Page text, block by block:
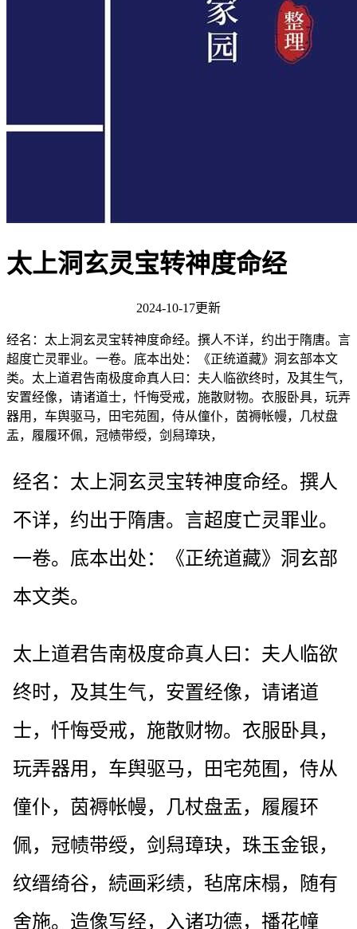
太上洞玄灵宝转神度命经
2024-10-17更新
经名：太上洞玄灵宝转神度命经。撰人不详，约出于隋唐。言
超度亡灵罪业。一卷。底本出处：《正统道藏》洞玄部本文
类。太上道君告南极度命真人曰：夫人临欲终时，及其生气，
安置经像，请诸道士，忏悔受戒，施散财物。衣服卧具，玩弄
器用，车舆驱马，田宅苑囿，侍从僮仆，茵褥帐幔，几杖盘
盂，履履环佩，冠帻带绶，剑舄璋玦，
经名：太上洞玄灵宝转神度命经。撰人
不详，约出于隋唐。言超度亡灵罪业。
一卷。底本出处：《正统道藏》洞玄部
本文类。
太上道君告南极度命真人曰：夫人临欲
终时，及其生气，安置经像，请诸道
士，忏悔受戒，施散财物。衣服卧具，
玩弄器用，车舆驱马，田宅苑囿，侍从
僮仆，茵褥帐幔，几杖盘盂，履履环
佩，冠帻带绶，剑舄璋玦，珠玉金银，
纹缙绮谷，続画彩绩，毡席床榻，随有
舍施。造像写经，入诸功德，播花幢